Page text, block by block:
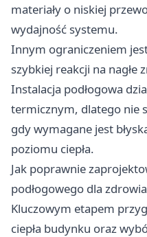
materiały o niskiej
wydajność systemu.
Innym ograniczeniem
szybkiej reakcji na
Instalacja podłogowa
termicznym, dlatego nie
gdy wymagane jest
poziomu ciepła.
Jak poprawnie
podłogowego dla
Kluczowym etapem
ciepła budynku oraz